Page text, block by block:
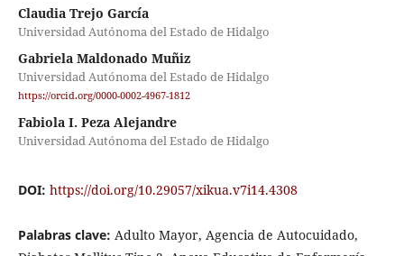
Claudia Trejo García
Universidad Autónoma del Estado de Hidalgo
Gabriela Maldonado Muñiz
Universidad Autónoma del Estado de Hidalgo
https://orcid.org/0000-0002-4967-1812
Fabiola I. Peza Alejandre
Universidad Autónoma del Estado de Hidalgo
DOI: https://doi.org/10.29057/xikua.v7i14.4308
Palabras clave: Adulto Mayor, Agencia de Autocuidado,